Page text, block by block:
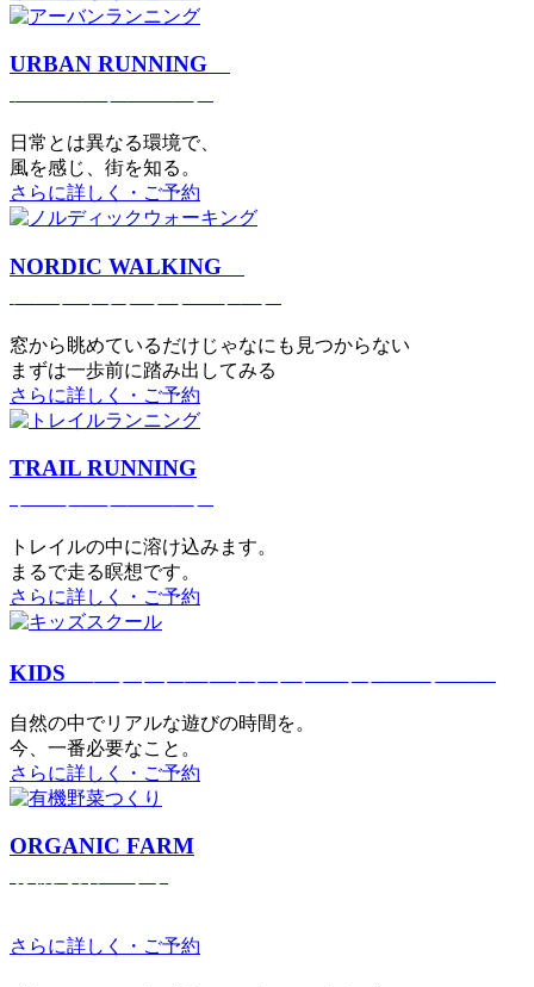
URBAN RUNNING
日常とは異なる環境で、
風を感じ、街を知る。
さらに詳しく・ご予約
NORDIC WALKING
窓から眺めているだけじゃなにも見つからない
まずは一歩前に踏み出してみる
さらに詳しく・ご予約
TRAIL RUNNING
トレイルの中に溶け込みます。
まるで⾛る瞑想です。
さらに詳しく・ご予約
KIDS
⾃然の中でリアルな遊びの時間を。
今、⼀番必要なこと。
さらに詳しく・ご予約
ORGANIC FARM
さらに詳しく・ご予約